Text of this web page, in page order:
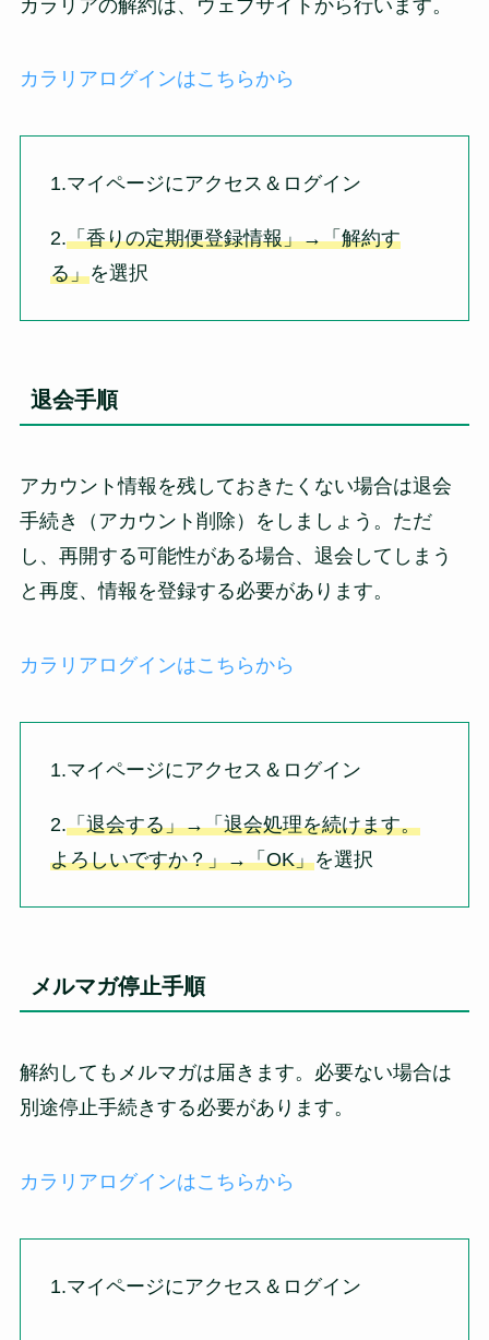
カラリアの解約は、ウェブサイトから行います。
カラリアログインはこちらから
1.マイページにアクセス＆ログイン
2.「香りの定期便登録情報」→「解約す
る」を選択
退会手順
アカウント情報を残しておきたくない場合は退会
手続き（アカウント削除）をしましょう。ただ
し、再開する可能性がある場合、退会してしまう
と再度、情報を登録する必要があります。
カラリアログインはこちらから
1.マイページにアクセス＆ログイン
2.「退会する」→「退会処理を続けます。
よろしいですか？」→「OK」を選択
メルマガ停止手順
解約してもメルマガは届きます。必要ない場合は
別途停止手続きする必要があります。
カラリアログインはこちらから
1.マイページにアクセス＆ログイン